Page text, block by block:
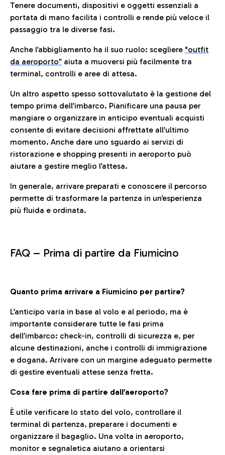
Tenere documenti, dispositivi e oggetti essenziali a
portata di mano facilita i controlli e rende più veloce il
passaggio tra le diverse fasi.
Anche l’abbigliamento ha il suo ruolo: scegliere "outfit
da aeroporto” aiuta a muoversi più facilmente tra
terminal, controlli e aree di attesa.
Un altro aspetto spesso sottovalutato è la gestione del
tempo prima dell’imbarco. Pianificare una pausa per
mangiare o organizzare in anticipo eventuali acquisti
consente di evitare decisioni affrettate all’ultimo
momento. Anche dare uno sguardo ai servizi di
ristorazione e shopping presenti in aeroporto può
aiutare a gestire meglio l’attesa.
In generale, arrivare preparati e conoscere il percorso
permette di trasformare la partenza in un’esperienza
più fluida e ordinata.
FAQ – Prima di partire da Fiumicino
Quanto prima arrivare a Fiumicino per partire?
L’anticipo varia in base al volo e al periodo, ma è
importante considerare tutte le fasi prima
dell’imbarco: check-in, controlli di sicurezza e, per
alcune destinazioni, anche i controlli di immigrazione
e dogana. Arrivare con un margine adeguato permette
di gestire eventuali attese senza fretta.
Cosa fare prima di partire dall’aeroporto?
È utile verificare lo stato del volo, controllare il
terminal di partenza, preparare i documenti e
organizzare il bagaglio. Una volta in aeroporto,
monitor e segnaletica aiutano a orientarsi